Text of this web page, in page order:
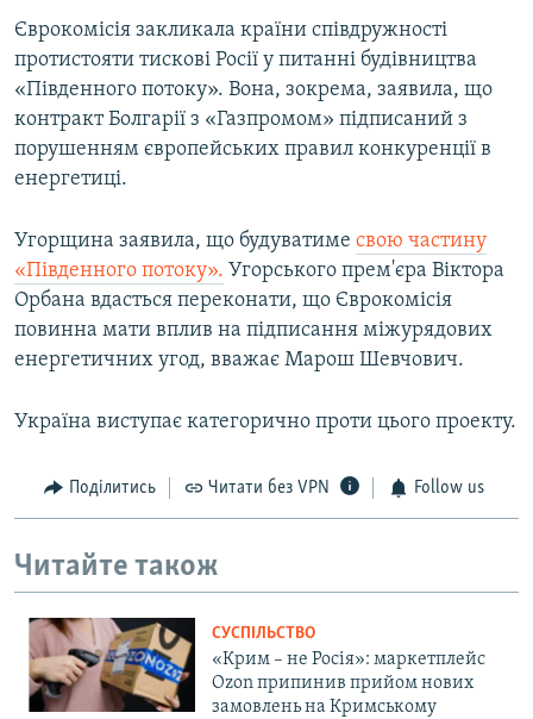
Єврокомісія закликала країни співдружності
протистояти тискові Росії у питанні будівництва
«Південного потоку». Вона, зокрема, заявила, що
контракт Болгарії з «Газпромом» підписаний з
порушенням європейських правил конкуренції в
енергетиці.
Угорщина заявила, що будуватиме свою частину
«Південного потоку». Угорського прем'єра Віктора
Орбана вдасться переконати, що Єврокомісія
повинна мати вплив на підписання міжурядових
енергетичних угод, вважає Марош Шевчович.
Україна виступає категорично проти цього проекту.
Поділитись Читати без VPN Follow us
Читайте також
СУСПІЛЬСТВО
«Крим – не Росія»: маркетплейс
Ozon припинив прийом нових
замовлень на Кримському